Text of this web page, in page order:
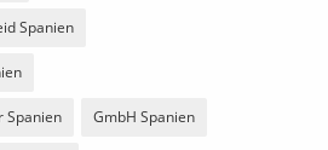
Spanien
Spanien GmbH Spanien